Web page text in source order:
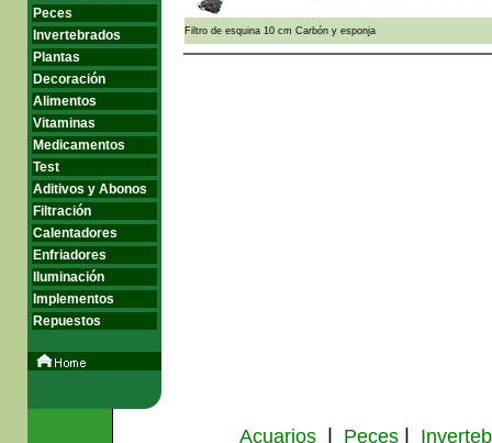
Peces
Invertebrados
Plantas
Decoración
Alimentos
Vitaminas
Medicamentos
Test
Aditivos y Abonos
Filtración
Calentadores
Enfriadores
Iluminación
Implementos
Repuestos
Filtro de esquina 10 cm Carbón y esponja
Acuarios| Peces|